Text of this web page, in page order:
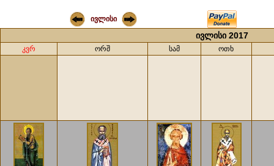
ივლისი
ივლისი 2017
კვრ ორშ სამ ოთხ